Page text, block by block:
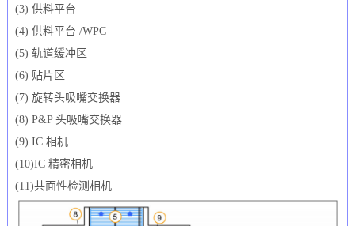
(3) 供料平台
(4) 供料平台 /WPC
(5) 轨道缓冲区
(6) 贴片区
(7) 旋转头吸嘴交换器
(8) P&P 头吸嘴交换器
(9) IC 相机
(10)IC 精密相机
(11)共面性检测相机